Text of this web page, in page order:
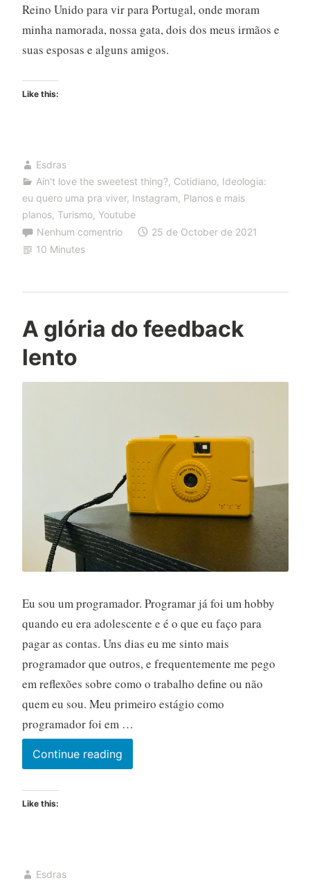
Reino Unido para vir para Portugal, onde moram
minha namorada, nossa gata, dois dos meus irmãos e
suas esposas e alguns amigos.
Like this:
Esdras
Ain't love the sweetest thing?, Cotidiano, Ideologia:
eu quero uma pra viver, Instagram, Planos e mais
planos, Turismo, Youtube
Nenhum comentrio
25 de October de 2021
10 Minutes
A glória do feedback
lento
Eu sou um programador. Programar já foi um hobby
quando eu era adolescente e é o que eu faço para
pagar as contas. Uns dias eu me sinto mais
programador que outros, e frequentemente me pego
em reflexões sobre como o trabalho define ou não
quem eu sou. Meu primeiro estágio como
programador foi em …
Continue readingA
glória
Like this:
Esdras